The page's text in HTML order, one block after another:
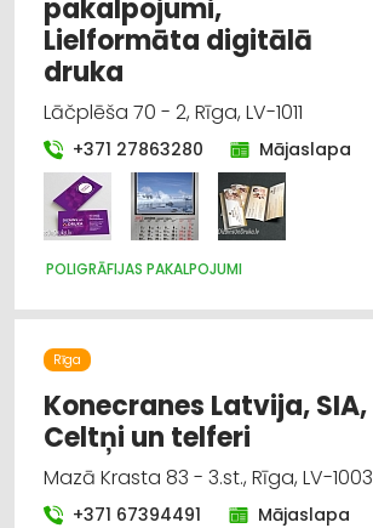
pakalpojumi,
Lielformāta digitālā
druka
Lāčplēša 70 - 2, Rīga, LV-1011
+371 27863280 Mājaslapa
POLIGRĀFIJAS PAKALPOJUMI
Rīga
Konecranes Latvija, SIA,
Celtņi un telferi
Mazā Krasta 83 - 3.st., Rīga, LV-1003
+371 67394491 Mājaslapa